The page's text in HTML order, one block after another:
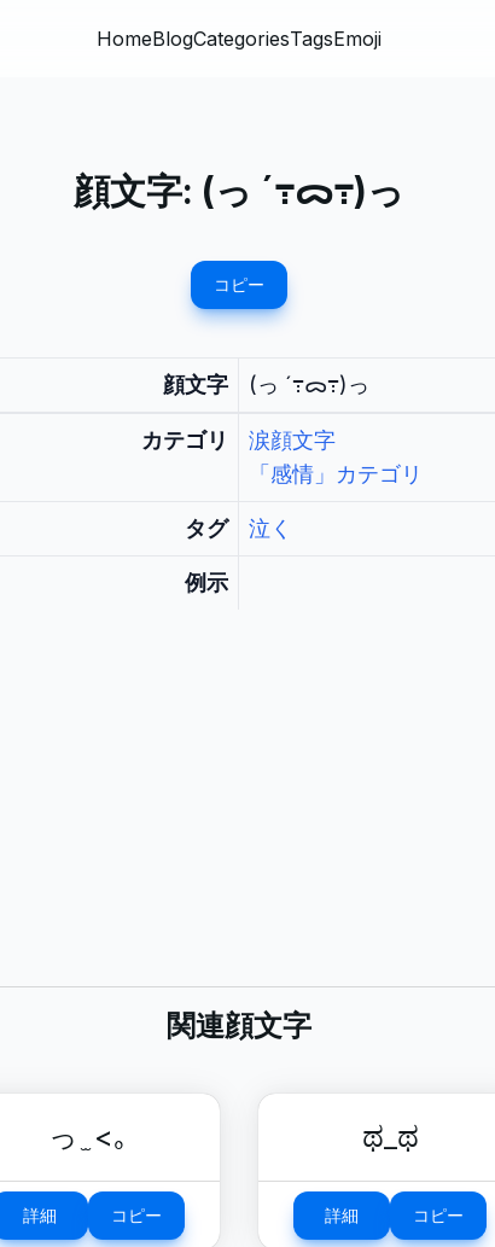
HomeBlogCategoriesTagsEmoji
顔文字: (っ ´߹ᯅ߹)っ
コピー
顔文字 (っ ´߹ᯅ߹)っ
カテゴリ
涙顔文字
「感情」カテゴリ
タグ 泣く
例示
関連顔文字
っ ̫ <｡
詳細 コピー
ಥ_ಥ
詳細 コピー